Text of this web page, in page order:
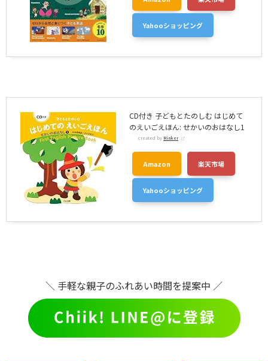
Yahooショッピング
CD付き 子どもとたのしむ はじめて
のえいごえほん: せかいのおはなし1
created by Rinker
Amazon 楽天市場
Yahooショッピング
＼ 手軽な親子のふれあい時間を提案中 ／